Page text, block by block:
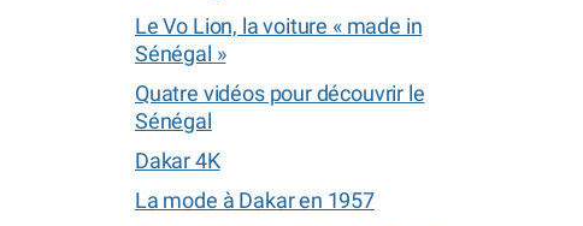
Le Vo Lion, la voiture « made in
Sénégal »
Quatre vidéos pour découvrir le
Sénégal
Dakar 4K
La mode à Dakar en 1957